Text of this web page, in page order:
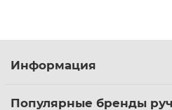
Информация
Популярные бренды